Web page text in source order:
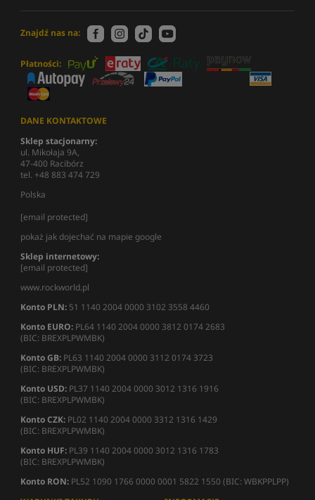
Znajdź nas na:
Płatności:
DANE KONTAKTOWE
Sklep stacjonarny:
ul. Mikołaja 9A,
47-400 Racibórz
tel. +48 883 474 729
Polska
[email protected]
pokaż jak dojechać na mapie google
Sklep internetowy:
[email protected]
www.rockworld.pl
Konto PLN: 51 1140 2004 0000 3102 3558 4460
Konto EURO: PL64 1140 2004 0000 3812 0174 2683
(BIC: BREXPLPWMBK)
Konto GB: PL63 1140 2004 0000 3112 0174 3723
(BIC: BREXPLPWMBK)
Konto USD: PL37 1140 2004 0000 3012 1316 1916
(BIC: BREXPLPWMBK)
Konto CZK: PL02 1140 2004 0000 3312 1316 1429
(BIC: BREXPLPWMBK)
Konto HUF: PL39 1140 2004 0000 3012 1316 1783
(BIC: BREXPLPWMBK)
Konto RON: PL52 1090 1766 0000 0001 5822 1550 (BIC: WBKPPLPP)